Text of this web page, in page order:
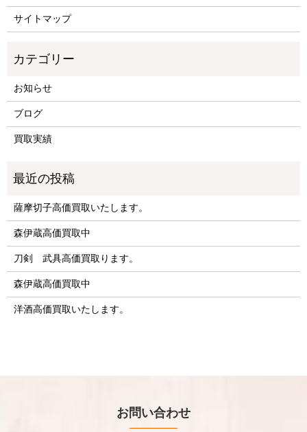
サイトマップ
お知らせ
ブログ
買取実績
薩摩切子高価買取いたします。
森伊蔵高価買取中
刀剣 武具高価買取ります。
森伊蔵高価買取中
洋酒高価買取いたします。
お問い合わせ